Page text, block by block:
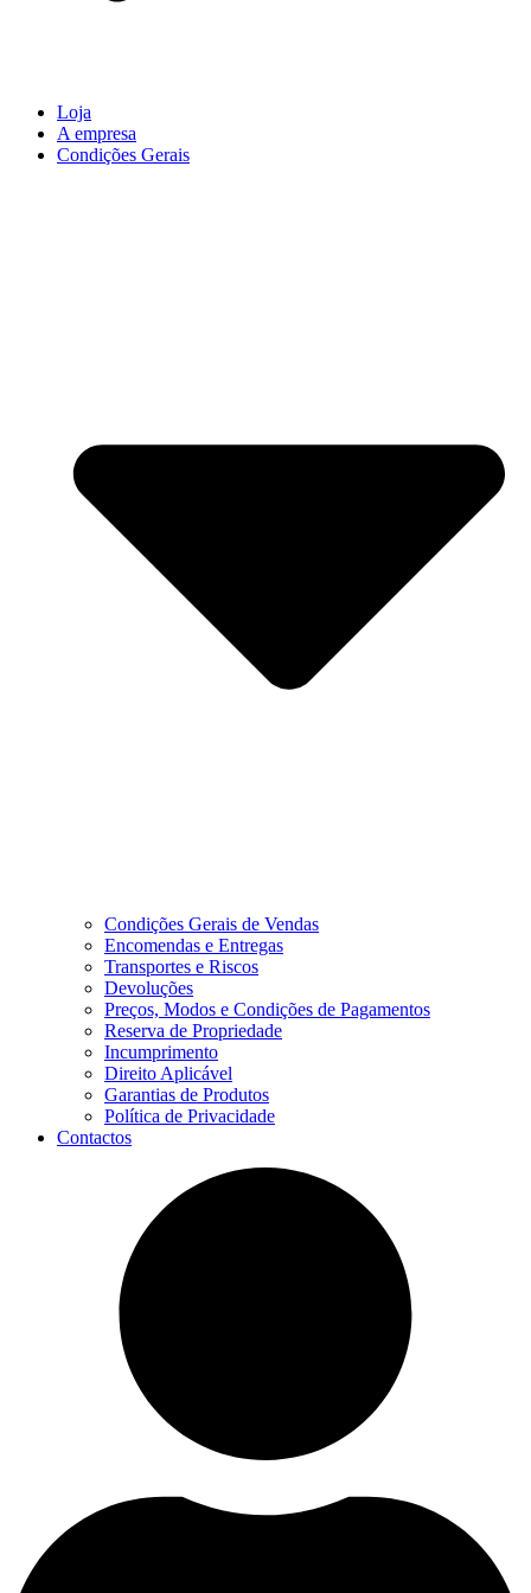
Loja
A empresa
Condições Gerais
Condições Gerais de Vendas
Encomendas e Entregas
Transportes e Riscos
Devoluções
Preços, Modos e Condições de Pagamentos
Reserva de Propriedade
Incumprimento
Direito Aplicável
Garantias de Produtos
Política de Privacidade
Contactos